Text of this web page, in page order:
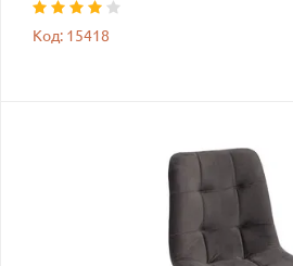
Код: 15418